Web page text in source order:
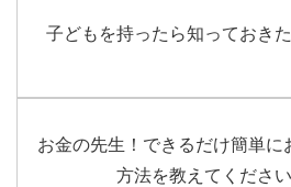
子どもを持ったら知っておき
お金の先生！できるだけ簡単に
方法を教えてください